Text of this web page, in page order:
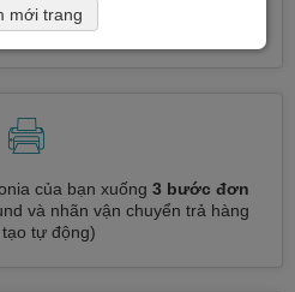
một lúc
tin lặp đi lặp lại
của bạn xuống 3 bước đơn
và nhãn vận chuyển trả hàng
tự động)
mới trang